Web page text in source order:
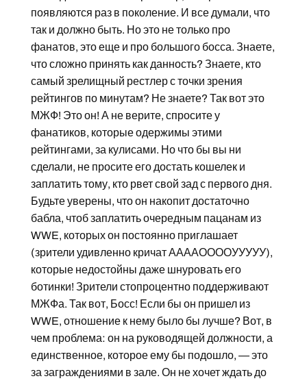
появляются раз в поколение. И все думали, что
так и должно быть. Но это не только про
фанатов, это еще и про большого босса. Знаете,
что сложно принять как данность? Знаете, кто
самый зрелищный рестлер с точки зрения
рейтингов по минутам? Не знаете? Так вот это
МЖФ! Это он! А не верите, спросите у
фанатиков, которые одержимы этими
рейтингами, за кулисами. Но что бы вы ни
сделали, не просите его достать кошелек и
заплатить тому, кто рвет свой зад с первого дня.
Будьте уверены, что он накопит достаточно
бабла, чтоб заплатить очередным пацанам из
WWE, которых он постоянно приглашает
(зрители удивленно кричат ААААООООУУУУУ),
которые недостойны даже шнуровать его
ботинки! Зрители стопроцентно поддерживают
МЖФа. Так вот, Босс! Если бы он пришел из
WWE, отношение к нему было бы лучше? Вот, в
чем проблема: он на руководящей должности, а
единственное, которое ему бы подошло, — это
за заграждениями в зале. Он не хочет ждать до